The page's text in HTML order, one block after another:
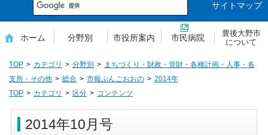
サイトマップ
ホーム 分野別 市役所案内 市民病院
豊後大野市
について
TOP カテゴリ 分野別
まちづくり・財政・管財・各種計画・人事・各
支所・その他
総合 市報ぶんごおおの
2014年
TOP
カテゴリ 区分 コンテンツ
2014年10月号